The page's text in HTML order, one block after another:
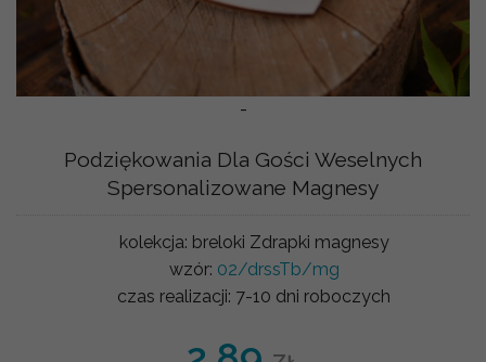
-
Podziękowania Dla Gości Weselnych
Spersonalizowane Magnesy
kolekcja: breloki Zdrapki magnesy
wzór: 02/drssTb/mg
czas realizacji: 7-10 dni roboczych